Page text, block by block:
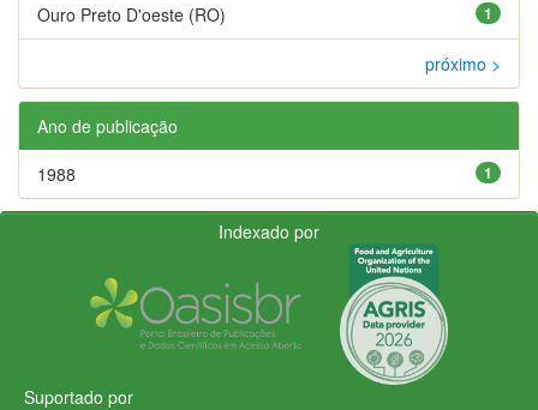
1
Ouro Preto D'oeste (RO)
próximo >
Ano de publicação
1
1988
Indexado por
Suportado por